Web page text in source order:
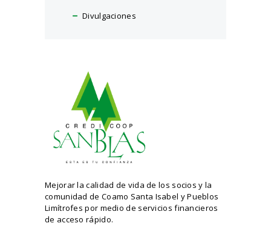
Divulgaciones
Mejorar la calidad de vida de los socios y la
comunidad de Coamo Santa Isabel y Pueblos
Limítrofes por medio de servicios financieros
de acceso rápido.